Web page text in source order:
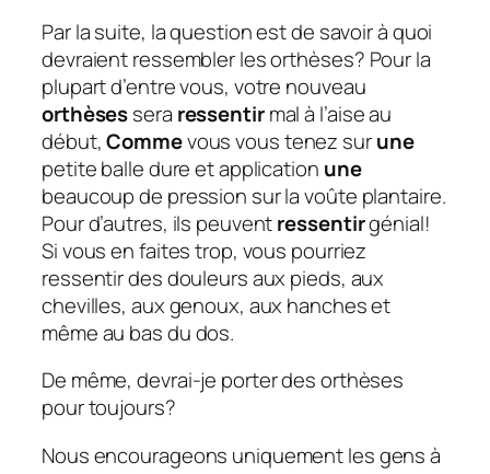
Par la suite, la question est de savoir à quoi
devraient ressembler les orthèses? Pour la
plupart d’entre vous, votre nouveau
orthèsessera ressentirmal à l’aise au
début,Commevous vous tenez surune
petite balle dure et application une
beaucoup de pression sur la voûte plantaire.
Pour d’autres, ils peuventressentirgénial!
Si vous en faites trop, vous pourriez
ressentir des douleurs aux pieds, aux
chevilles, aux genoux, aux hanches et
même au bas du dos.
De même, devrai-je porter des orthèses
pour toujours?
Nous encourageons uniquement les gens à